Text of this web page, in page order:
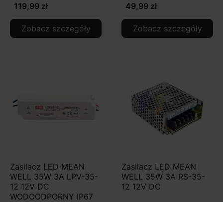
119,99 zł
Zobacz szczegóły
49,99 zł
Zobacz szczegóły
Zasilacz LED MEAN
WELL 35W 3A LPV-35-
12 12V DC
WODOODPORNY IP67
Zasilacz LED MEAN
WELL 35W 3A RS-35-
12 12V DC